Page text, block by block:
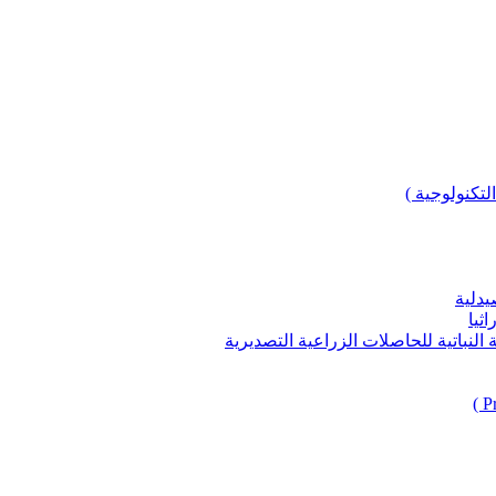
)
للحاصلات الزراعية التصديرية